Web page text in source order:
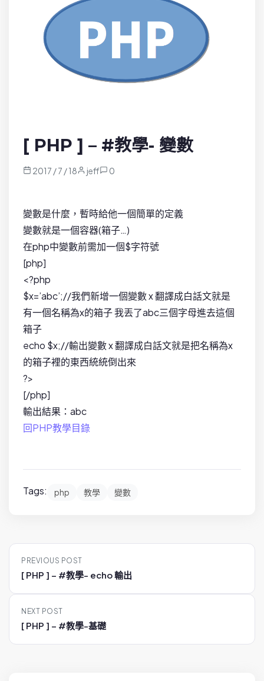
[ PHP ] – #教學- 變數
2017 / 7 / 18 jeff 0
變數是什麼，暫時給他一個簡單的定義
變數就是一個容器(箱子…)
在php中變數前需加一個$字符號
[php]
<?php
$x=’abc’;//我們新增一個變數 x 翻譯成白話文就是
有一個名稱為x的箱子 我丟了abc三個字母進去這個
箱子
echo $x;//輸出變數 x 翻譯成白話文就是把名稱為x
的箱子裡的東西統統倒出來
?>
[/php]
輸出結果：abc
回PHP教學目錄
Tags: php 教學 變數
P
t
v
PREVIOUS POST
[ PHP ] – #教學- echo 輸出
NEXT POST
[ PHP ] – #教學-基礎